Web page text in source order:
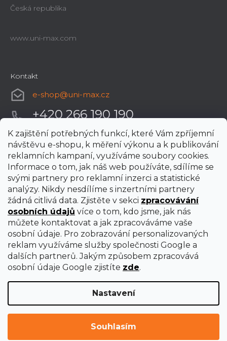
K zajištění potřebných funkcí, které Vám zpříjemní
návštěvu e-shopu, k měření výkonu a k publikování
reklamních kampaní, využíváme soubory cookies.
Informace o tom, jak náš web používáte, sdílíme se
svými partnery pro reklamní inzerci a statistické
analýzy. Nikdy nesdílíme s inzertními partnery
žádná citlivá data. Zjistěte v sekci zpracovávání
osobních údajů více o tom, kdo jsme, jak nás
můžete kontaktovat a jak zpracováváme vaše
osobní údaje. Pro zobrazování personalizovaných
reklam využíváme služby společnosti Google a
dalších partnerů. Jakým způsobem zpracovává
osobní údaje Google zjistíte zde.
Nastavení
Souhlasím
Česká republika
www.uni-max.com
Kontakt
e-shop@uni-max.cz
+420 266 190 190
nastavení cookies